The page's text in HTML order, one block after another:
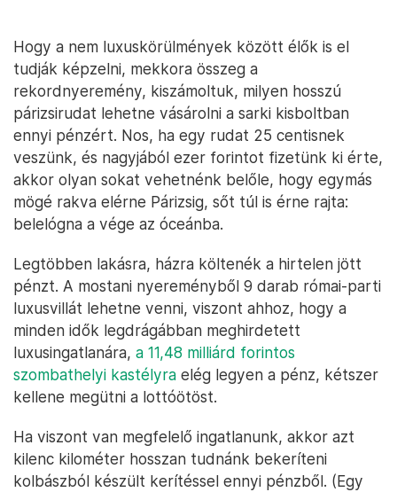
Hogy a nem luxuskörülmények között élők is el
tudják képzelni, mekkora összeg a
rekordnyeremény, kiszámoltuk, milyen hosszú
párizsirudat lehetne vásárolni a sarki kisboltban
ennyi pénzért. Nos, ha egy rudat 25 centisnek
veszünk, és nagyjából ezer forintot fizetünk ki érte,
akkor olyan sokat vehetnénk belőle, hogy egymás
mögé rakva elérne Párizsig, sőt túl is érne rajta:
belelógna a vége az óceánba.
Legtöbben lakásra, házra költenék a hirtelen jött
pénzt. A mostani nyereményből 9 darab római-parti
luxusvillát lehetne venni, viszont ahhoz, hogy a
minden idők legdrágábban meghirdetett
luxusingatlanára, a 11,48 milliárd forintos
szombathelyi kastélyra elég legyen a pénz, kétszer
kellene megütni a lottóötöst.
Ha viszont van megfelelő ingatlanunk, akkor azt
kilenc kilométer hosszan tudnánk bekeríteni
kolbászból készült kerítéssel ennyi pénzből. (Egy